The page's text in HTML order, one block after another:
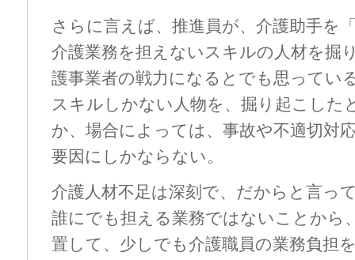
さらに言えば、推進員が、介護助手を
介護業務を担えないスキルの人材を掘
護事業者の戦力になるとでも思ってい
スキルしかない人物を、掘り起こした
か、場合によっては、事故や不適切対
要因にしかならない。
介護人材不足は深刻で、だからと言っ
誰にでも担える業務ではないことから
置して、少しでも介護職員の業務負担